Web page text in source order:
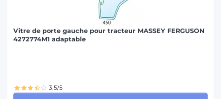
Vitre de porte gauche pour tracteur MASSEY FERGUSON
4272774M1 adaptable
3.5/5